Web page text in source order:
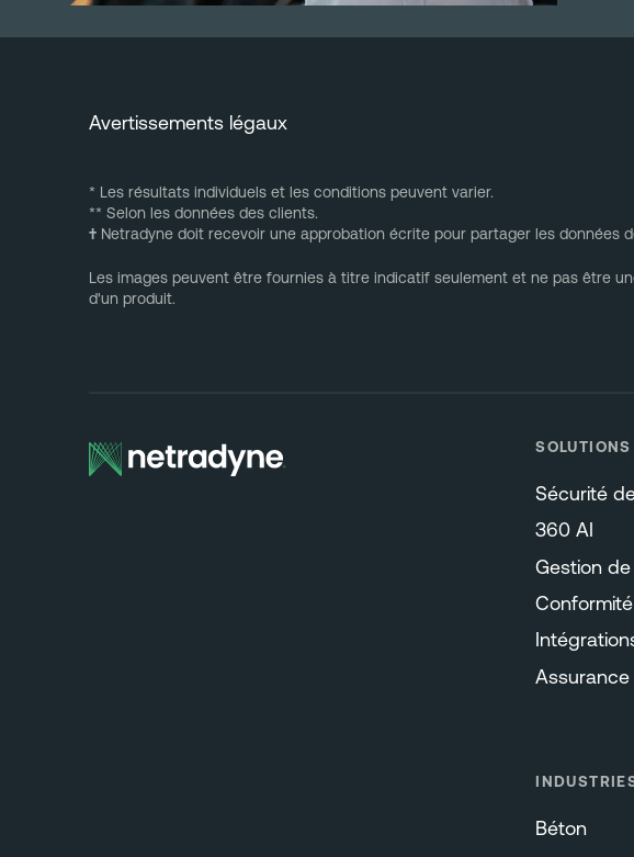
Avertissements légaux
* Les résultats individuels et les conditions peuvent varier.
** Selon les données des clients.
†Netradyne doit recevoir une approbation écrite pour partager les données
Les images peuvent être fournies à titre indicatif seulement et ne pas être
d'un produit.
SOLUTIONS
Sécurité
360 AI
Gestion
Conformité
Assurance
Béton